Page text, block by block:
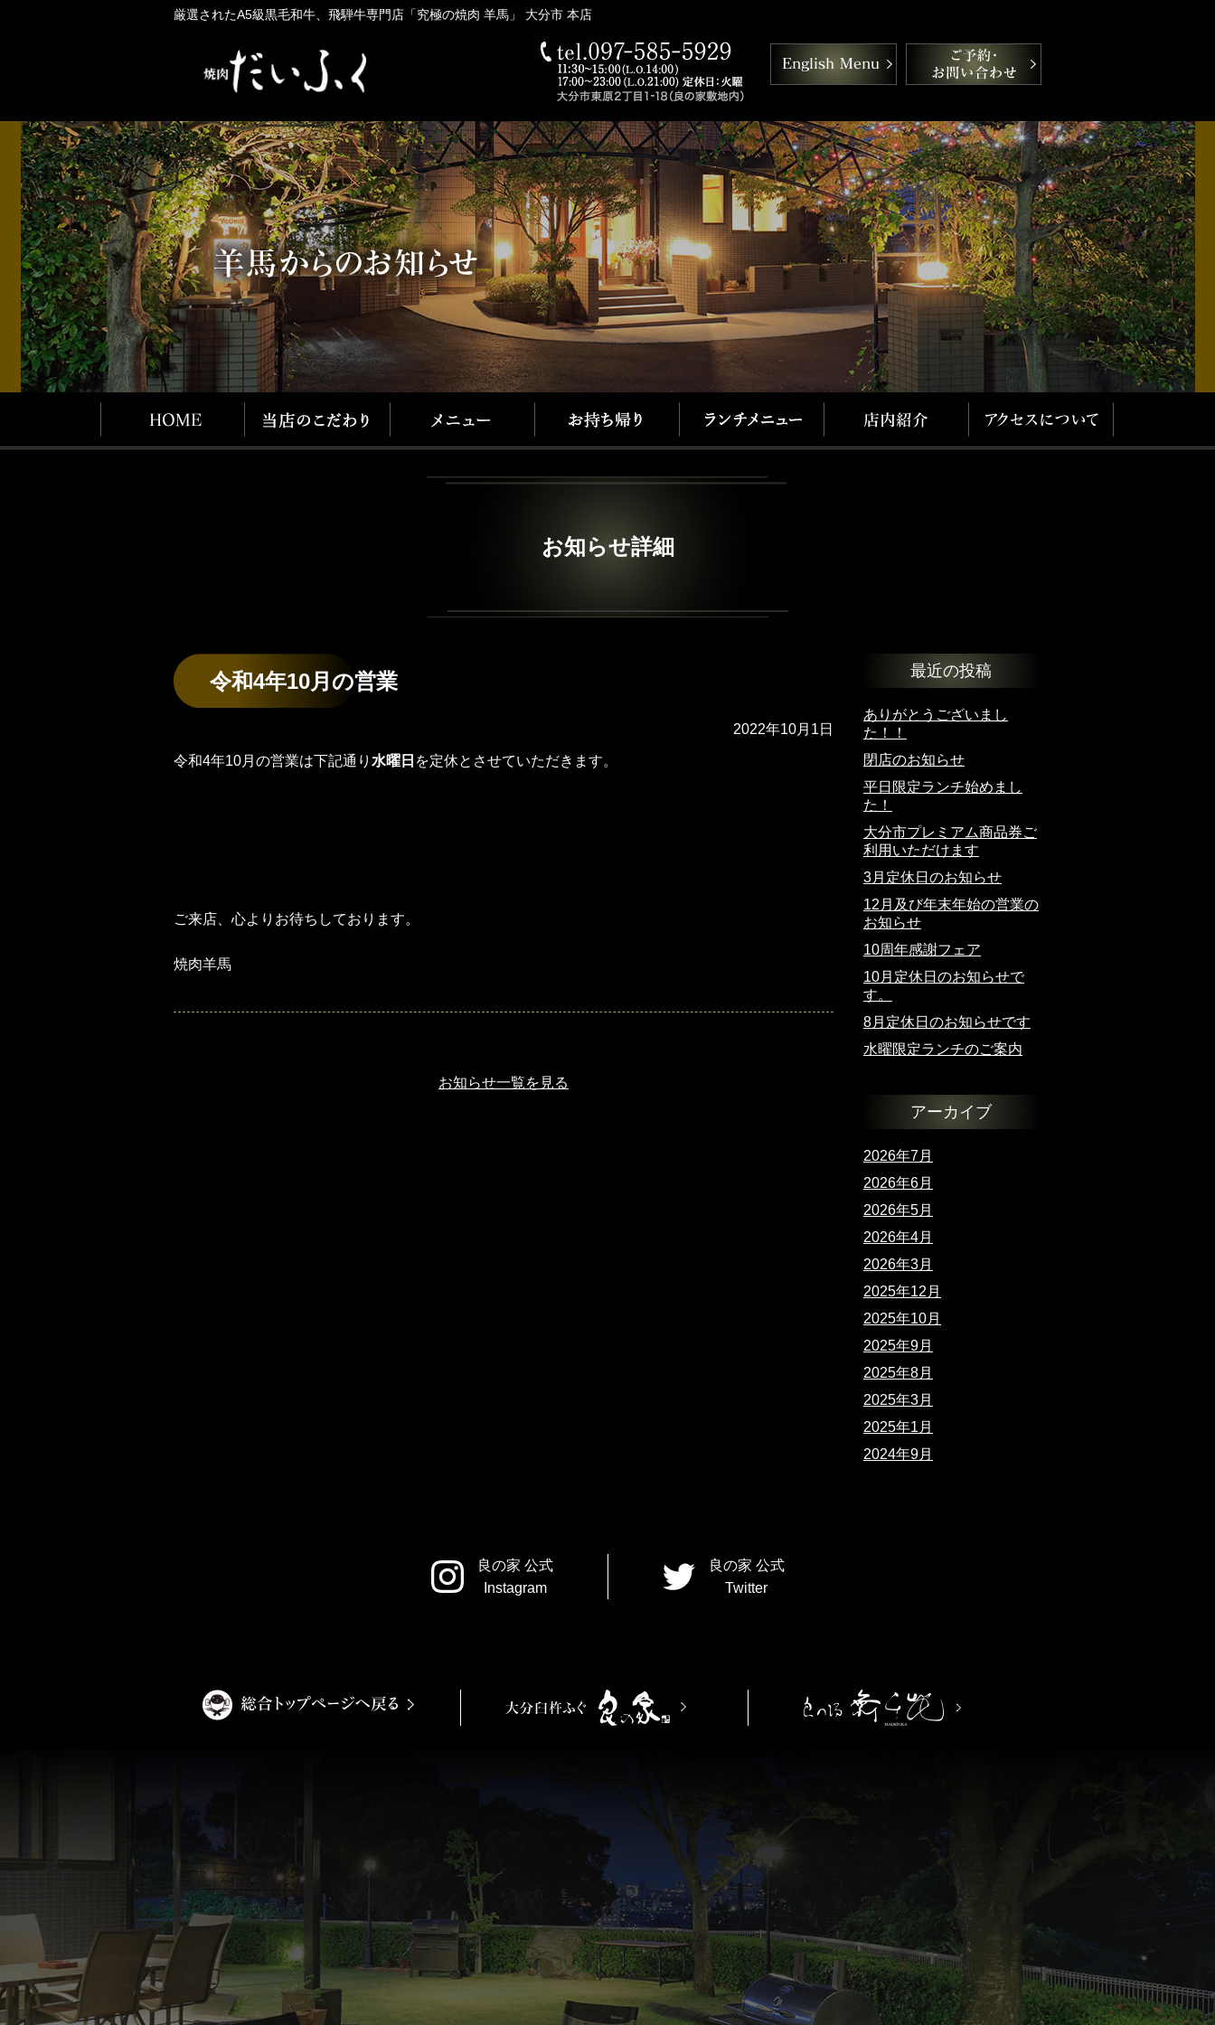
厳選されたA5級黒毛和牛、飛騨牛専門店「究極の焼肉 羊馬」 大分市 本店
お知らせ詳細
令和4年10月の営業
2022年10月1日
令和4年10月の営業は下記通り 水曜日 を定休とさせていただきます。
ご来店、心よりお待ちしております。
焼肉羊馬
お知らせ一覧を見る
最近の投稿
ありがとうございまし
た！！
閉店のお知らせ
平日限定ランチ始めまし
た！
大分市プレミアム商品券ご
利用いただけます
3月定休日のお知らせ
12月及び年末年始の営業の
お知らせ
10周年感謝フェア
10月定休日のお知らせで
す。
8月定休日のお知らせです
水曜限定ランチのご案内
アーカイブ
2026年7月
2026年6月
2026年5月
2026年4月
2026年3月
2025年12月
2025年10月
2025年9月
2025年8月
2025年3月
2025年1月
2024年9月
良の家 公式
Instagram
良の家 公式
Twitter